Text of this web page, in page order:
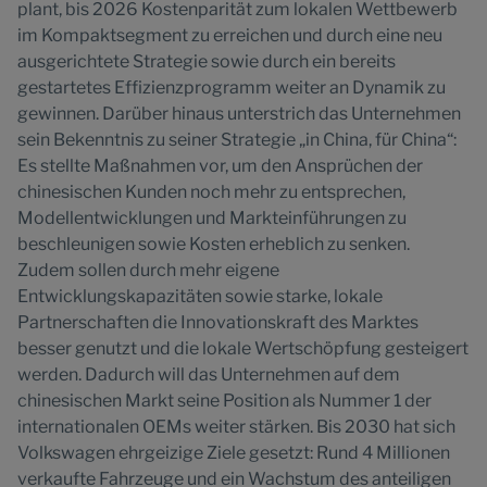
plant, bis 2026 Kostenparität zum lokalen Wettbewerb
im Kompaktsegment zu erreichen und durch eine neu
ausgerichtete Strategie sowie durch ein bereits
gestartetes Effizienzprogramm weiter an Dynamik zu
gewinnen. Darüber hinaus unterstrich das Unternehmen
sein Bekenntnis zu seiner Strategie „in China, für China“:
Es stellte Maßnahmen vor, um den Ansprüchen der
chinesischen Kunden noch mehr zu entsprechen,
Modellentwicklungen und Markteinführungen zu
beschleunigen sowie Kosten erheblich zu senken.
Zudem sollen durch mehr eigene
Entwicklungskapazitäten sowie starke, lokale
Partnerschaften die Innovationskraft des Marktes
besser genutzt und die lokale Wertschöpfung gesteigert
werden. Dadurch will das Unternehmen auf dem
chinesischen Markt seine Position als Nummer 1 der
internationalen OEMs weiter stärken. Bis 2030 hat sich
Volkswagen ehrgeizige Ziele gesetzt: Rund 4 Millionen
verkaufte Fahrzeuge und ein Wachstum des anteiligen